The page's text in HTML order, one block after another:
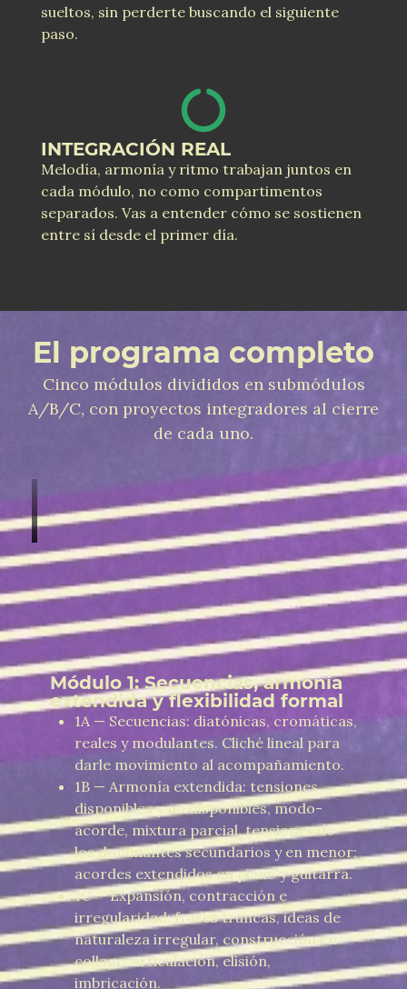
sueltos, sin perderte buscando el siguiente
paso.
INTEGRACIÓN REAL
Melodía, armonía y ritmo trabajan juntos en
cada módulo, no como compartimentos
separados. Vas a entender cómo se sostienen
entre sí desde el primer día.
El programa completo
Cinco módulos divididos en submódulos
A/B/C, con proyectos integradores al cierre
de cada uno.
Módulo 1: Secuencias, armonía
extendida y flexibilidad formal
1A — Secuencias: diatónicas, cromáticas,
reales y modulantes. Cliché lineal para
darle movimiento al acompañamiento.
1B — Armonía extendida: tensiones
disponibles y no disponibles, modo-
acorde, mixtura parcial, tensiones de
los dominantes secundarios y en menor;
acordes extendidos en piano y guitarra.
1C — Expansión, contracción e
irregularidad: frases truncas, ideas de
naturaleza irregular, construcción en
collage, articulación, elisión,
imbricación.